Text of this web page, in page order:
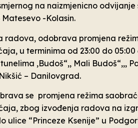
na naizmjenicno
-Kolasin.
radova, odobrava promjena
u terminima od 23:00 do
,Budoš“,, Mali Budoš“,,,
– Danilovgrad.
se promjena režima
zbog izvođenja radova na
ulice “Princeze Ksenije” u